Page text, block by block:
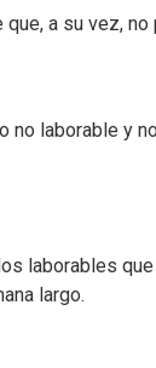
a su vez,
laborable y
laborables
largo.